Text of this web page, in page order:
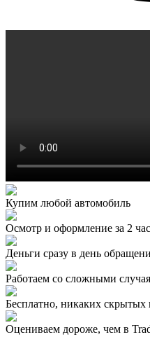
Купим любой автомобиль
Осмотр и оформление за 2
Деньги сразу в день
Работаем со сложными
Бесплатно, никаких скрытых
Оцениваем дороже, чем в